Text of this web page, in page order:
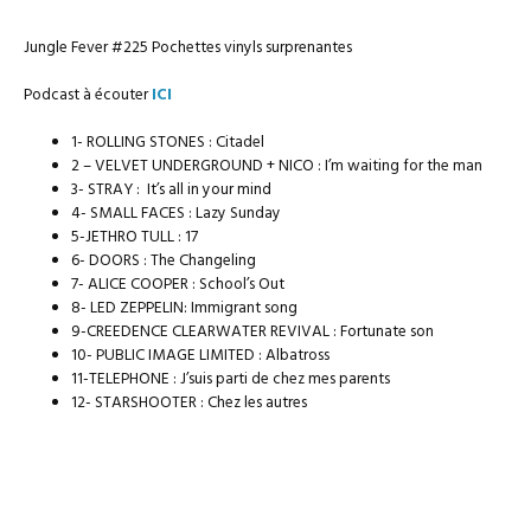
Jungle Fever #225 Pochettes vinyls surprenantes
Podcast à écouterICI
1- ROLLING STONES : Citadel
2 – VELVET UNDERGROUND + NICO : I’m waiting for the man
3- STRAY : It’s all in your mind
4- SMALL FACES : Lazy Sunday
5-JETHRO TULL : 17
6- DOORS : The Changeling
7- ALICE COOPER : School’s Out
8- LED ZEPPELIN: Immigrant song
9-CREEDENCE CLEARWATER REVIVAL : Fortunate son
10- PUBLIC IMAGE LIMITED : Albatross
11-TELEPHONE : J’suis parti de chez mes parents
12- STARSHOOTER : Chez les autres